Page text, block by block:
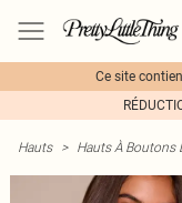
Ce site
Hauts > Hauts À Boutons